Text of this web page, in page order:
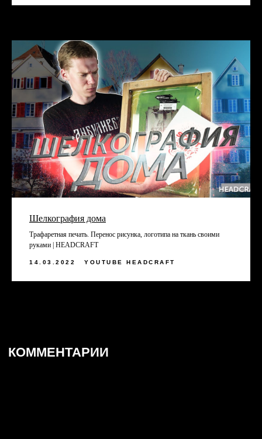
Шелкография дома
Трафаретная печать. Перенос рисунка, логотипа на ткань своими
руками | HEADCRAFT
14.03.2022 YOUTUBE HEADCRAFT
Подписаться
+7 (831) 437-89-00